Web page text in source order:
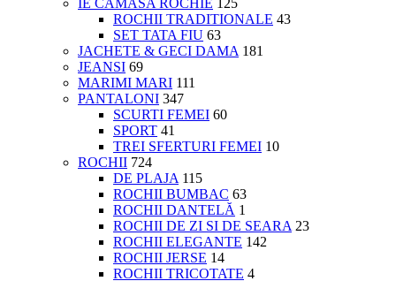
IE CAMASA ROCHIE 125
ROCHII TRADITIONALE 43
SET TATA FIU 63
JACHETE & GECI DAMA 181
JEANSI 69
MARIMI MARI 111
PANTALONI 347
SCURTI FEMEI 60
SPORT 41
TREI SFERTURI FEMEI 10
ROCHII 724
DE PLAJA 115
ROCHII BUMBAC 63
ROCHII DANTELĂ 1
ROCHII DE ZI SI DE SEARA 23
ROCHII ELEGANTE 142
ROCHII JERSE 14
ROCHII TRICOTATE 4